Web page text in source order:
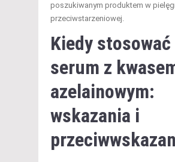
poszukiwanym produktem w
przeciwstarzeniowej.
Kiedy stosować
serum z
azelainowym:
wskazania i